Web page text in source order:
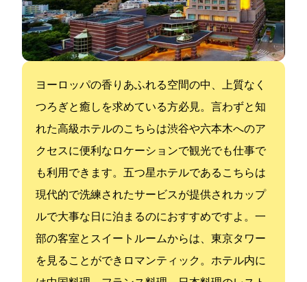
ヨーロッパの香りあふれる空間の中、上質なく
つろぎと癒しを求めている方必見。言わずと知
れた高級ホテルのこちらは渋谷や六本木へのア
クセスに便利なロケーションで観光でも仕事で
も利用できます。五つ星ホテルであるこちらは
現代的で洗練されたサービスが提供されカップ
ルで大事な日に泊まるのにおすすめですよ。一
部の客室とスイートルームからは、東京タワー
を見ることができロマンティック。ホテル内に